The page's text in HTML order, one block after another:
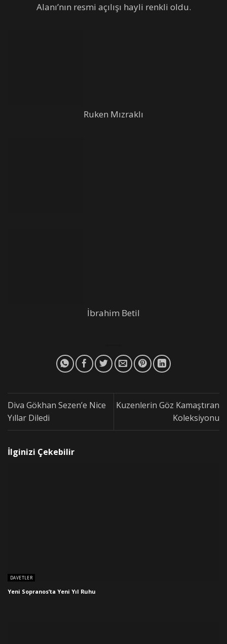
Alanı’nın resmi açılışı hayli renkli oldu.
Ruken Mızraklı
İbrahim Betil
Diva Gökhan Sezen’e Nice
Yıllar Diledi
Kuzenlerin Göz Kamaştıran
Koleksiyonu
İlginizi Çekebilir
DAVETLER
Yeni Sopranos’ta Yeni Yıl Ruhu